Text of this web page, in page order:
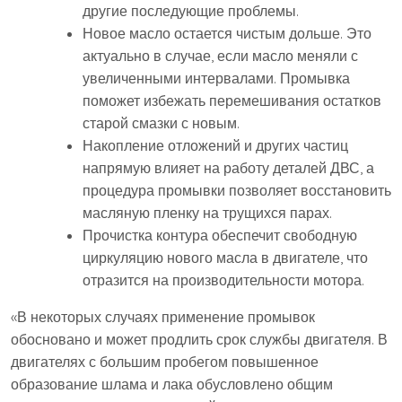
другие последующие проблемы.
Новое масло остается чистым дольше. Это
актуально в случае, если масло меняли с
увеличенными интервалами. Промывка
поможет избежать перемешивания остатков
старой смазки с новым.
Накопление отложений и других частиц
напрямую влияет на работу деталей ДВС, а
процедура промывки позволяет восстановить
масляную пленку на трущихся парах.
Прочистка контура обеспечит свободную
циркуляцию нового масла в двигателе, что
отразится на производительности мотора.
«В некоторых случаях применение промывок
обосновано и может продлить срок службы двигателя. В
двигателях с большим пробегом повышенное
образование шлама и лака обусловлено общим